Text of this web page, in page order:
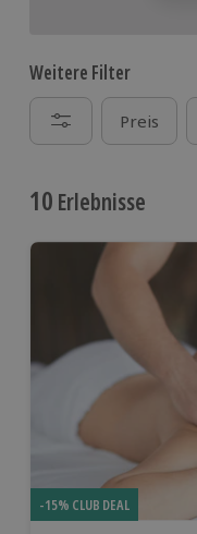
Weitere Filter
Preis
10 Erlebnisse
-15% CLUB DEAL